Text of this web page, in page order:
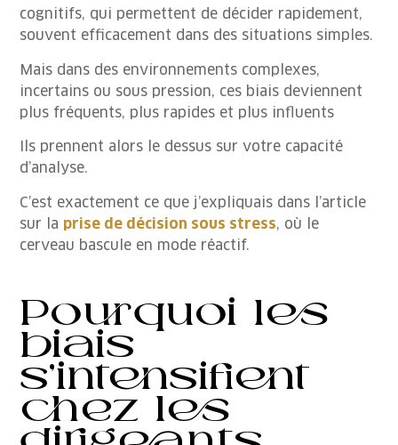
cognitifs, qui permettent de décider rapidement,
souvent efficacement dans des situations simples.
Mais dans des environnements complexes,
incertains ou sous pression, ces biais deviennent
plus fréquents, plus rapides et plus influents
Ils prennent alors le dessus sur votre capacité
d’analyse.
C’est exactement ce que j’expliquais dans l’article
sur la prise de décision sous stress, où le
cerveau bascule en mode réactif.
Pourquoi les
biais
s’intensifient
chez les